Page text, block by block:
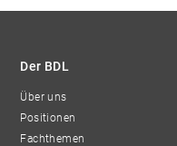
Der BDL
Über uns
Positionen
Fachthemen